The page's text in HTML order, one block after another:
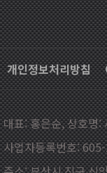
개인정보처리방침
대표: 홍은순, 상호명:
사업자등록번호: